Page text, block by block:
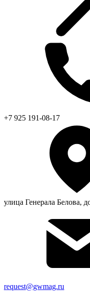
+7 925 191-08-17
улица Генерала Белова,
request@gwmag.ru